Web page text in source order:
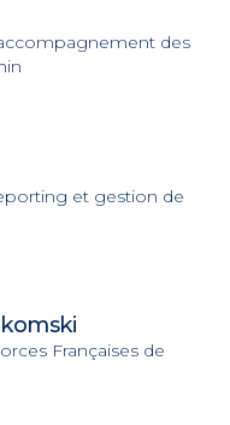
des
et gestion de
Françaises de